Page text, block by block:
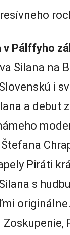
Pálffyho
Silana na
i
a debut
Piráti
s